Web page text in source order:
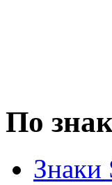
По
Знаки